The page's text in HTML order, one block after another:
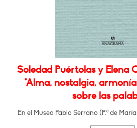
Soledad Puértolas y Elena
"Alma, nostalgia,
sobre las
En el Museo Pablo Serrano (P.º de